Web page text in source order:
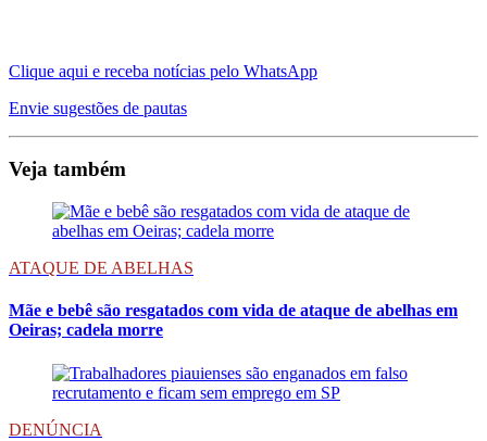
Clique aqui e receba notícias pelo WhatsApp
Envie sugestões de pautas
Veja também
ATAQUE DE ABELHAS
Mãe e bebê são resgatados com vida de ataque de abelhas em
Oeiras; cadela morre
DENÚNCIA